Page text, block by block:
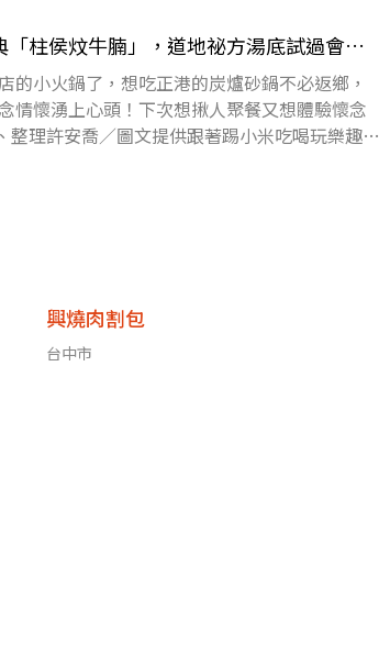
「柱侯炆牛腩」，道地祕方湯底試過會懷
小火鍋了，想吃正港的炭爐砂鍋不必返鄉，
情懷湧上心頭！下次想揪人聚餐又想體驗懷念
理許安喬／圖文提供跟著踢小米吃喝玩樂趣恭
興燒肉割包
台中市